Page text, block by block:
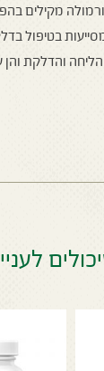
מקילים
בטיפול
והדלקת והן